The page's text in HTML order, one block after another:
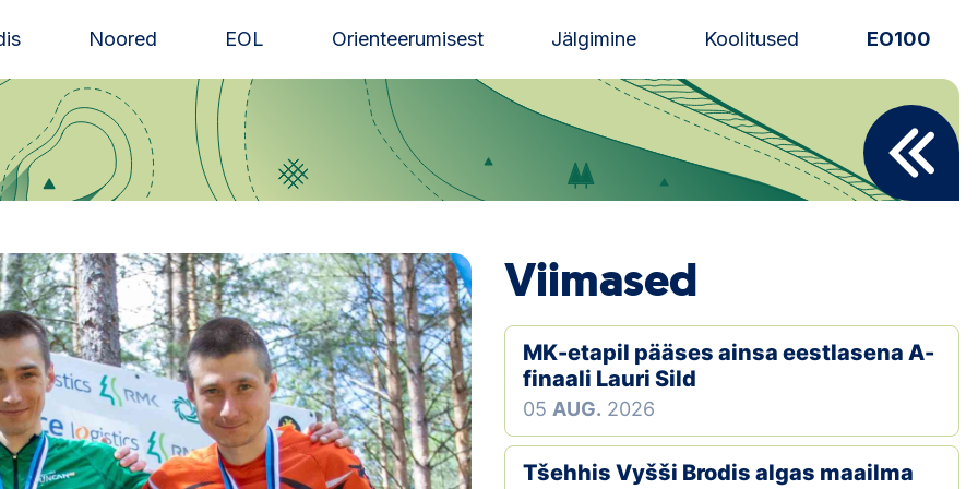
Noored EOL Orienteerumisest Jälgimine Koolitused EO100
Uudised
Alustajale
Eesti Orienteerumine 100!
Toetamine
Telli litsents!
Noored
Viimased
MK-etapil pääses ainsa eestlasena A-
finaali Lauri Sild
05 AUG. 2026
Tšehhis Vyšši Brodis algas maailma